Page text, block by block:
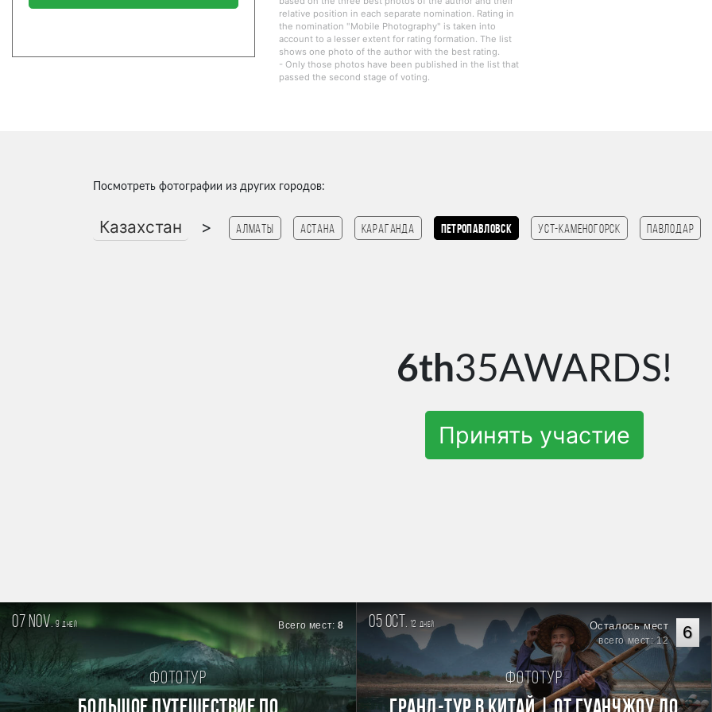
relative position in each separate nomination. Rating in
the nomination "Mobile Photography" is taken into
account to a lesser extent for rating formation. The list
shows one photo of the author with the best rating.
- Only those photos have been published in the list that
passed the second stage of voting.
Посмотреть фотографии из других городов:
Казахстан > Алматы Астана Караганда Петропавловск Уст-Каменогорск Павлодар
6th35AWARDS!
Принять участие
07 nov.9дней Всего мест:8
Фототур
05 oct. 12 дней 6
Осталось мест
всего мест: 12
Фототур